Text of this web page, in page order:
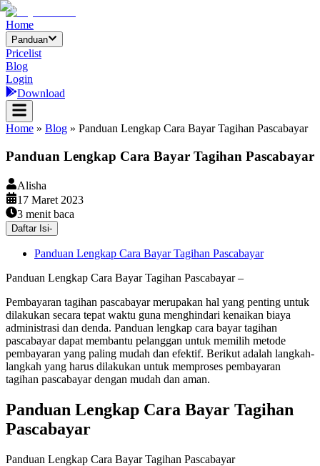
Home
Panduan
Pricelist
Blog
Login
Download
Home » Blog » Panduan Lengkap Cara Bayar Tagihan Pascabayar
Panduan Lengkap Cara Bayar Tagihan Pascabayar
Alisha
17 Maret 2023
3 menit baca
Daftar Isi-
Panduan Lengkap Cara Bayar Tagihan Pascabayar
Panduan Lengkap Cara Bayar Tagihan Pascabayar –
Pembayaran tagihan pascabayar merupakan hal yang penting untuk
dilakukan secara tepat waktu guna menghindari kenaikan biaya
administrasi dan denda. Panduan lengkap cara bayar tagihan
pascabayar dapat membantu pelanggan untuk memilih metode
pembayaran yang paling mudah dan efektif. Berikut adalah langkah-
langkah yang harus dilakukan untuk memproses pembayaran
tagihan pascabayar dengan mudah dan aman.
Panduan Lengkap Cara Bayar Tagihan
Pascabayar
Panduan Lengkap Cara Bayar Tagihan Pascabayar